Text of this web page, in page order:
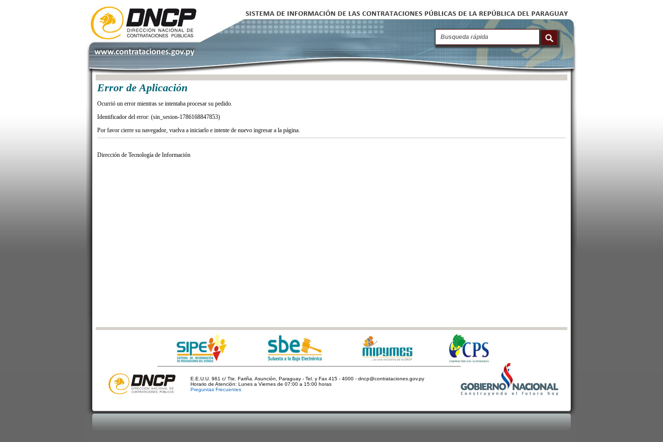
Error de Aplicación
Ocurrió un error mientras se intentaba procesar su pedido.
Identificador del error: (sin_sesion-1786168847853)
Por favor cierre su navegador, vuelva a iniciarlo e intente de nuevo ingresar a la página.
Dirección de Tecnología de Información
E.E.U.U. 961 c/ Tte. Fariña. Asunción, Paraguay - Tel. y Fax 415 - 4000 - dncp@contrataciones.gov.py
Horario de Atención: Lunes a Viernes de 07:00 a 15:00 horas
Preguntas Frecuentes